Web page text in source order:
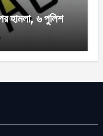
হামলা, ৬ পুলিশ